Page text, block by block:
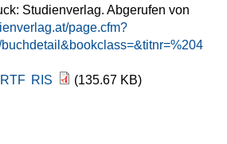
Studienverlag. Abgerufen von
page.cfm?
RTF RIS (135.67 KB)